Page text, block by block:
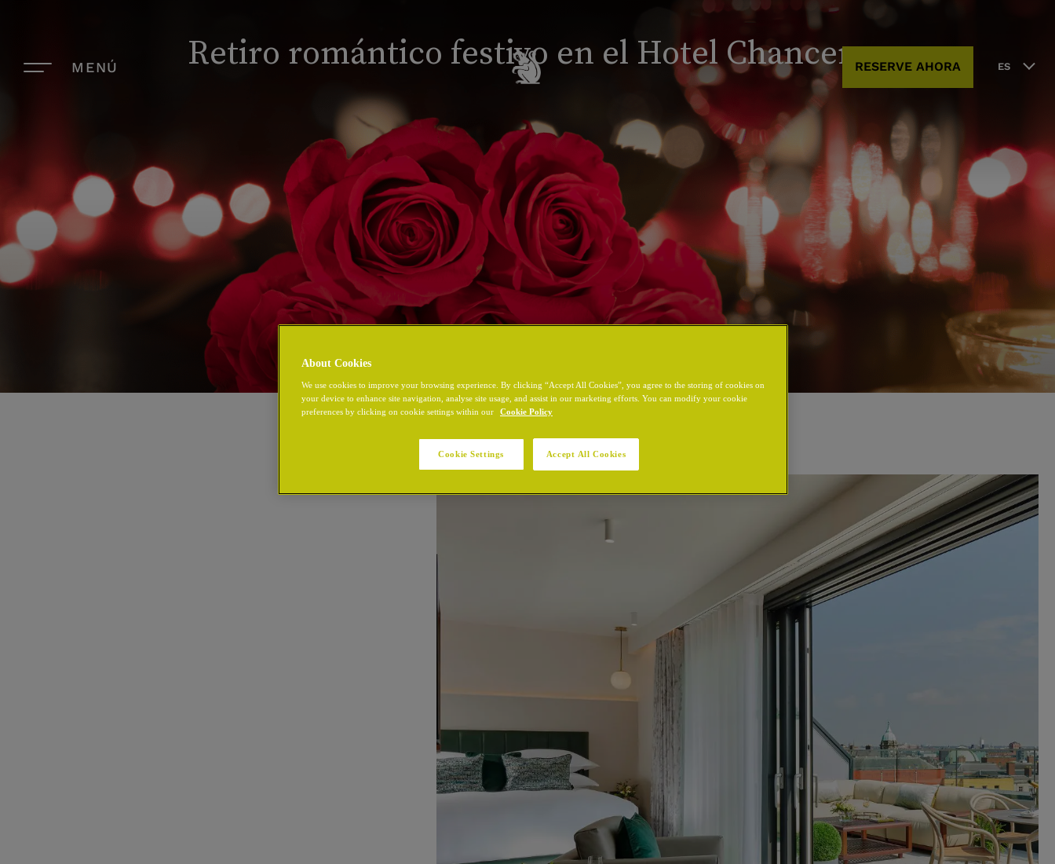
MENÚ RESERVE AHORA ES
Retiro romántico festivo en el Hotel Chancery
About Cookies
We use cookies to improve your browsing experience. By clicking “Accept All Cookies”, you agree to the storing of cookies on
your device to enhance site navigation, analyse site usage, and assist in our marketing efforts. You can modify your cookie
preferences by clicking on cookie settings within our
Cookie Policy
Cookie Settings Accept All Cookies